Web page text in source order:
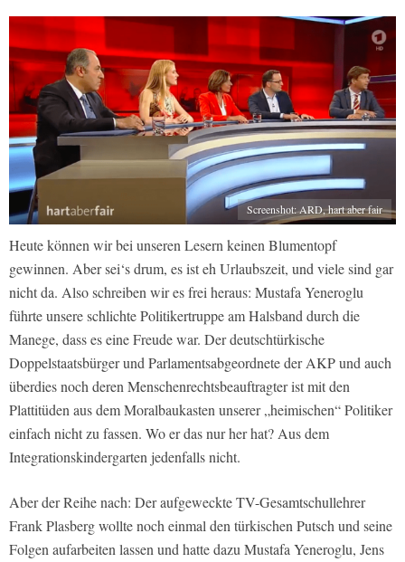
Screenshot: ARD, hart aber fair
Heute können wir bei unseren Lesern keinen Blumentopf
gewinnen. Aber sei‘s drum, es ist eh Urlaubszeit, und viele sind gar
nicht da. Also schreiben wir es frei heraus: Mustafa Yeneroglu
führte unsere schlichte Politikertruppe am Halsband durch die
Manege, dass es eine Freude war. Der deutschtürkische
Doppelstaatsbürger und Parlamentsabgeordnete der AKP und auch
überdies noch deren Menschenrechtsbeauftragter ist mit den
Plattitüden aus dem Moralbaukasten unserer „heimischen“ Politiker
einfach nicht zu fassen. Wo er das nur her hat? Aus dem
Integrationskindergarten jedenfalls nicht.
Aber der Reihe nach: Der aufgeweckte TV-Gesamtschullehrer
Frank Plasberg wollte noch einmal den türkischen Putsch und seine
Folgen aufarbeiten lassen und hatte dazu Mustafa Yeneroglu, Jens